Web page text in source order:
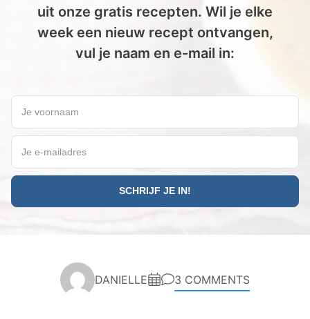
uit onze gratis recepten. Wil je elke
week een nieuw recept ontvangen,
vul je naam en e-mail in:
Wil jij elke vrijdag een gratis Paleo recept ontvangen?
Je voornaam
Je e-mailadres
DANIELLE 3 COMMENTS